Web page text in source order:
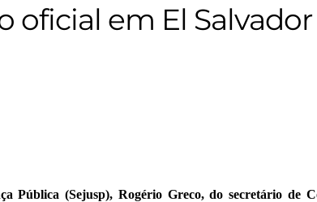
oficial em El
Pública (Sejusp), Rogério Greco, do secretário de